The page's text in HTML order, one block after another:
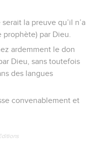
la preuve qu’il n’a
par Dieu.
ardemment le don
Dieu, sans toutefois
des langues
convenablement et